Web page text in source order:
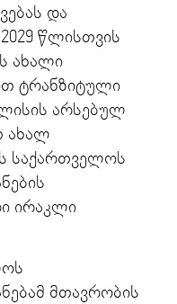
და
წლისთვის
ახალი
ტრანზიტული
არსებულ
ახალ
საქართველოს
ირაკლი
მთავრობის